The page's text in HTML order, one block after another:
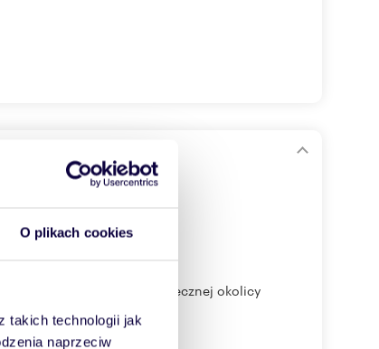
O plikach cookies
takich technologii jak
naprzeciw
w cichej i bezpiecznej okolicy